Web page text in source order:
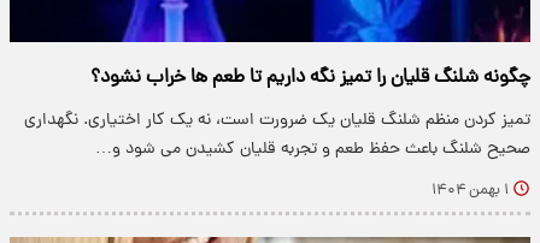
چگونه شلنگ قلیان را تمیز نگه داریم تا طعم ها خراب نشود؟
تمیز کردن منظم شلنگ قلیان یک ضرورت است، نه یک کار اختیاری. نگهداری
صحیح شلنگ باعث حفظ طعم و تجربه قلیان کشیدن می شود و…
۱ بهمن ۱۴۰۴